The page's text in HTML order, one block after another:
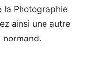
la Photographie
ainsi une autre